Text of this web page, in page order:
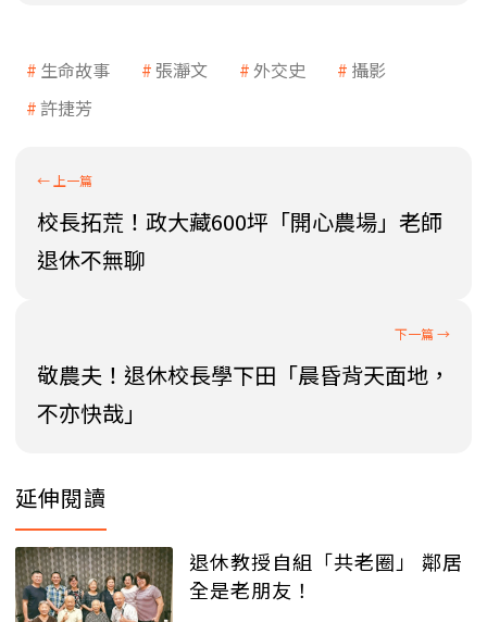
生命故事 張瀞文 外交史
攝影
許捷芳
校長拓荒！政大藏600坪「開心農場」老師
退休不無聊
敬農夫！退休校長學下田「晨昏背天面地，
不亦快哉」
延伸閱讀
退休教授自組「共老圈」 鄰居
全是老朋友！